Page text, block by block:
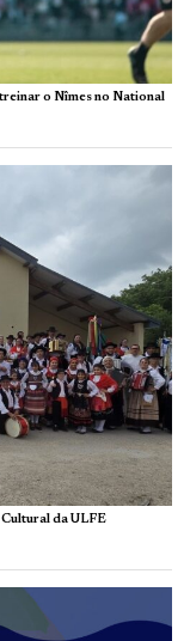
o Nîmes no National
da ULFE